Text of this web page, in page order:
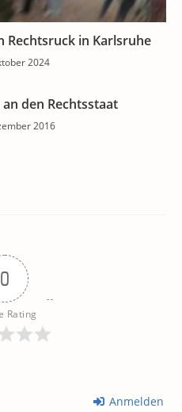
Rechtsruck in Karlsruhe
2024
den Rechtsstaat
2016
0
Rating
Anmelden